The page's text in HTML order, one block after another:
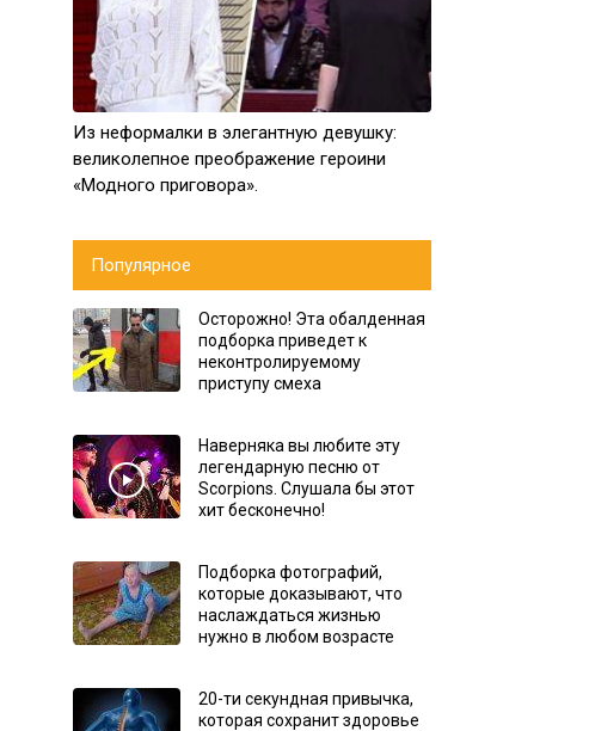
Из неформалки в элегантную девушку:
великолепное преображение героини
«Модного приговора».
Популярное
Осторожно! Эта обалденная
подборка приведет к
неконтролируемому
приступу смеха
Наверняка вы любите эту
легендарную песню от
Scorpions. Слушала бы этот
хит бесконечно!
Подборка фотографий,
которые доказывают, что
наслаждаться жизнью
нужно в любом возрасте
20-ти секундная привычка,
которая сохранит здоровье